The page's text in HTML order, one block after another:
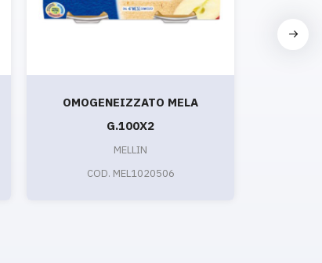
OMOGENEIZZATO MELA
G.100X2
MELLIN
COD. MEL1020506